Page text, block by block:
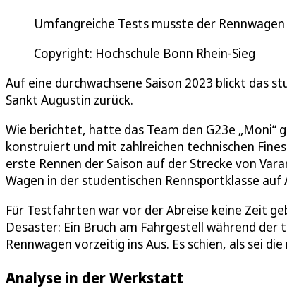
Umfangreiche Tests musste der
Copyright: Hochschule Bonn Rhein-Sieg
Auf eine durchwachsene Saison 2023 blickt das
Sankt Augustin zurück.
Wie berichtet, hatte das Team den G23e „Moni“
konstruiert und mit zahlreichen technischen
erste Rennen der Saison auf der Strecke von
Wagen in der studentischen Rennsportklasse
Für Testfahrten war vor der Abreise keine Zeit
Desaster: Ein Bruch am Fahrgestell während
Rennwagen vorzeitig ins Aus. Es schien, als sei
Analyse in der Werkstatt